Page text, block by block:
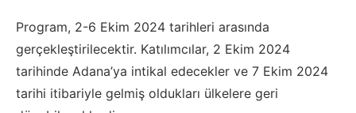
Program, 2-6 Ekim 2024 tarihleri arasında
gerçekleştirilecektir. Katılımcılar, 2 Ekim 2024
tarihinde Adana’ya intikal edecekler ve 7 Ekim 2024
tarihi itibariyle gelmiş oldukları ülkelere geri